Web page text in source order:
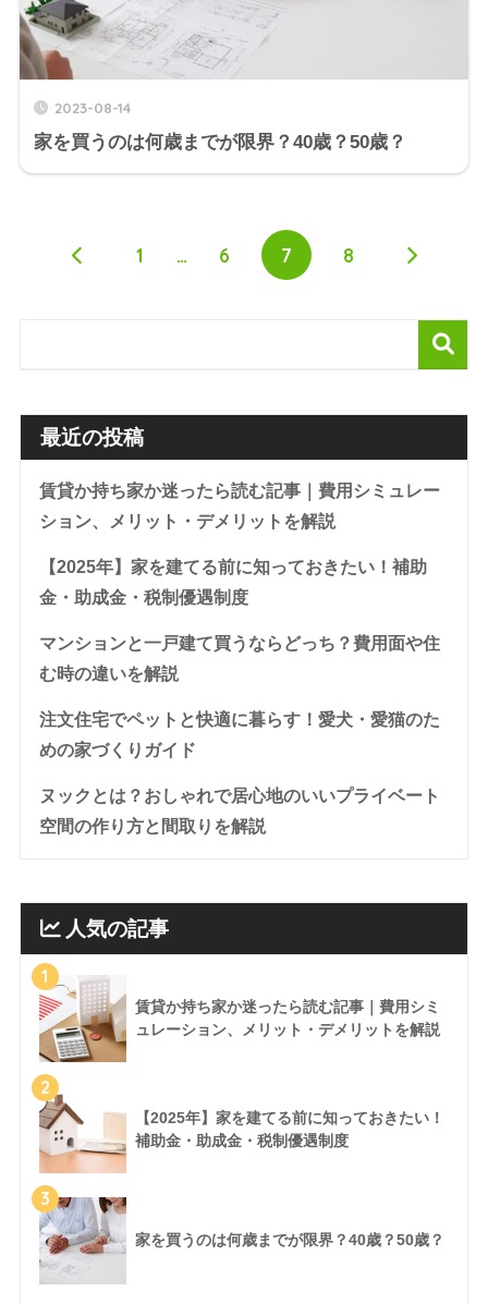
2023-08-14
家を買うのは何歳までが限界？40歳？50歳？
1 … 6 7 8
最近の投稿
賃貸か持ち家か迷ったら読む記事｜費用シミュレー
ション、メリット・デメリットを解説
【2025年】家を建てる前に知っておきたい！補助
金・助成金・税制優遇制度
マンションと一戸建て買うならどっち？費用面や住
む時の違いを解説
注文住宅でペットと快適に暮らす！愛犬・愛猫のた
めの家づくりガイド
ヌックとは？おしゃれで居心地のいいプライベート
空間の作り方と間取りを解説
人気の記事
1
賃貸か持ち家か迷ったら読む記事｜費用シミ
ュレーション、メリット・デメリットを解説
2
【2025年】家を建てる前に知っておきたい！
補助金・助成金・税制優遇制度
3
家を買うのは何歳までが限界？40歳？50歳？